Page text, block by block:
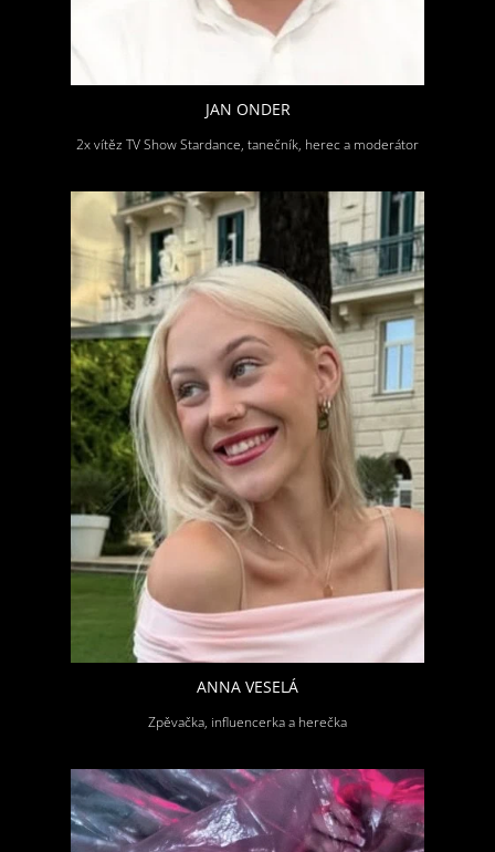
JAN ONDER
2x vítěz TV Show Stardance, tanečník, herec a moderátor
ANNA VESELÁ
Zpěvačka, influencerka a herečka